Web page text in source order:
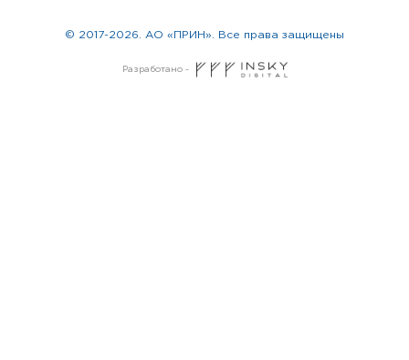
Разработано -
© 2017-2026. АО «ПРИН». Все права защищены